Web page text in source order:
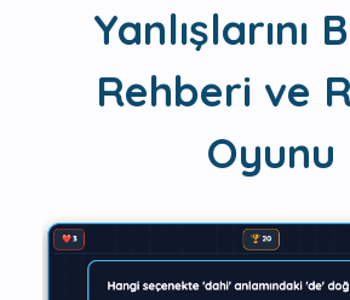
Yanlışlarını
Rehberi ve
Oyunu